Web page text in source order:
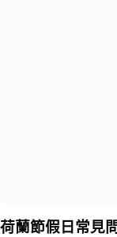
荷蘭節假日常見